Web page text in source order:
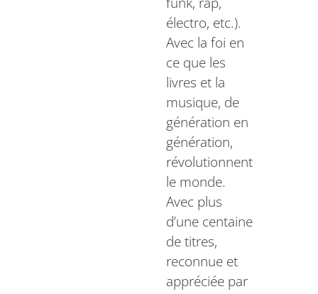
électro, etc.).
Avec la foi en
ce que les
livres et la
musique, de
génération en
génération,
révolutionnent
le monde.
Avec plus
d’une centaine
de titres,
reconnue et
appréciée par